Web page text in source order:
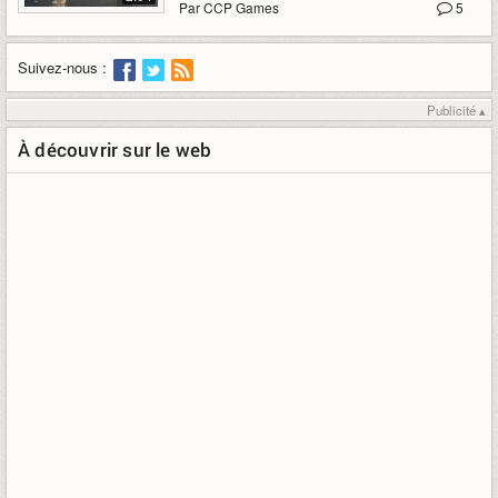
5
Par CCP Games
Suivez-nous :
Publicité ▴
À découvrir sur le web